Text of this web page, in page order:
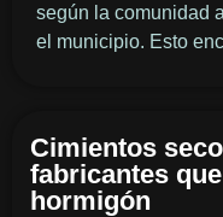
según la comunidad
el municipio. Esto
Cimientos
fabricantes
hormigón